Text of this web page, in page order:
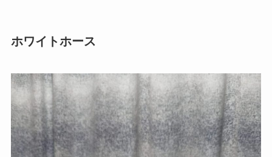
ホワイトホース